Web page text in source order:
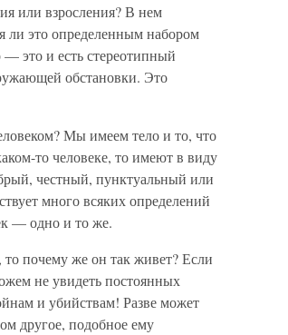
или взросления? В нем
ли это определенным набором
это и есть стереотипный
обстановки. Это
Мы имеем тело и то, что
то человеке, то имеют в виду
честный, пунктуальный или
много всяких определений
— одно и то же.
почему же он так живет? Если
не увидеть постоянных
и убийствам! Разве может
другое, подобное ему